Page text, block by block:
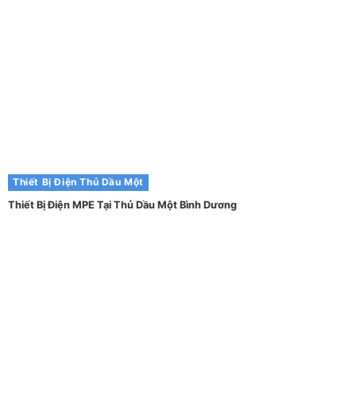
Thiết Bị Điện Thủ Dầu Một
Thiết Bị Điện MPE Tại Thủ Dầu Một Bình Dương